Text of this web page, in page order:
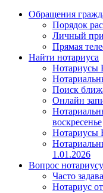
Обращения
Порядок
Личный
Прямая
Найти нотариуса
Нотариусы
Поиск
Онлайн
воскресенье
Нотариусы
1.01.2026
Вопрос нотариусу
Часто
Нотариус